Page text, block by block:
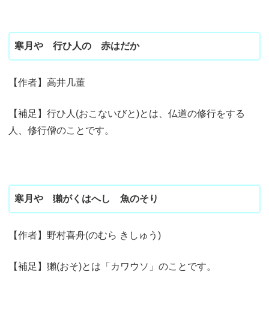
寒月や 行ひ人の 赤はだか
【作者】高井几董
【補足】行ひ人(おこないびと)とは、仏道の修行をする
人、修行僧のことです。
寒月や 獺がくはへし 魚のそり
【作者】野村喜舟(のむら きしゅう)
【補足】獺(おそ)とは「カワウソ」のことです。